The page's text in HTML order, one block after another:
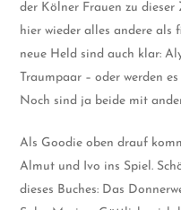
der Kölner Frauen zu
hier wieder alles andere als
neue Held sind auch klar:
Traumpaar – oder werden
Noch sind ja beide mit
Als Goodie oben drauf
Almut und Ivo ins Spiel.
dieses Buches: Das